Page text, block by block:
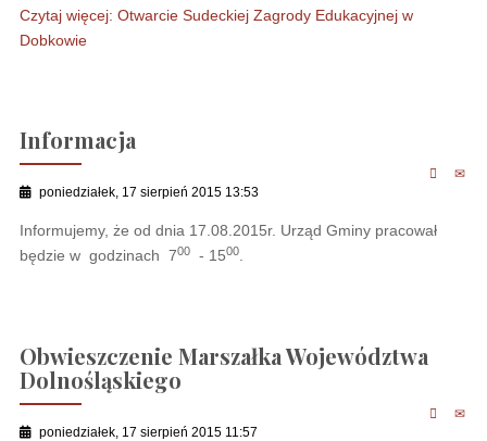
Czytaj więcej: Otwarcie Sudeckiej Zagrody Edukacyjnej w
Dobkowie
Informacja
poniedziałek, 17 sierpień 2015 13:53
Informujemy, że od dnia 17.08.2015r. Urząd Gminy pracował
będzie w godzinach 700- 1500.
Obwieszczenie Marszałka Województwa
Dolnośląskiego
poniedziałek, 17 sierpień 2015 11:57